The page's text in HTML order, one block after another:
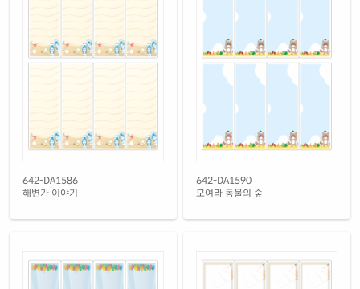
흰색(50μm) 광택 방수 레이저
CL642WP-DN044
레이저 전용
재질 설명
흰색 무광 방수 시치미 레이저
RV642MP-DN044
레이저 전용
재질 설명
반투명 트레이싱 레이저
CL642HT-DN044
레이저 전용
파란색 방수 레이저
재질 설명
642-DA1586
해변가 이야기
642-DA1590
모여라 동물의 숲